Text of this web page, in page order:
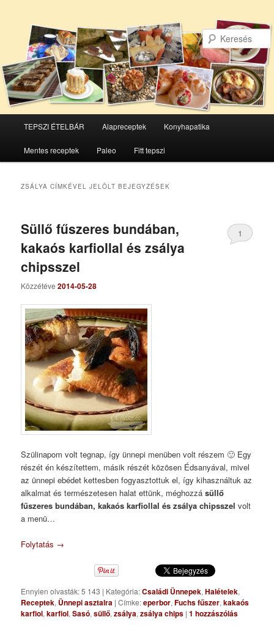
Tovább
az
elsődleges
Tovább
a
másodlagos
TEPSZI ÉTELBÁR Alapreceptek Konyhapatika
Mentes receptek Paleo Fitt tepszi
ZSÁLYA CÍMKÉVEL JELÖLT BEJEGYZÉSEK
Süllő fűszeres bundában,
kakaós karfiollal és zsálya
chipsszel
Közzétéve2014-05-28
1
Szülinapom volt tegnap, így ünnepi menüben volt részem 🙂 Egy
részét én készítettem, másik részét közösen Édsanyával, mivel
az ünnepi ebédet kettesben fogyasztottuk el, így kihasználtuk az
alkalmat és természetesen halat ettünk, méghozzásüllő
fűszeres bundában, kakaós karfiollal és zsálya chipsszel volt
a menü…
Folytatás →
Ennyien olvasták: 5 143 | Kategória:Családi Ünnepek,Halételek,
Receptek, Ünnepi asztalra |Címke:eperbor,Fuchs fűszer,kakaós
karfiol,karfiol,Sasó,süllő,zsálya,zsálya chips |1 hozzászólás